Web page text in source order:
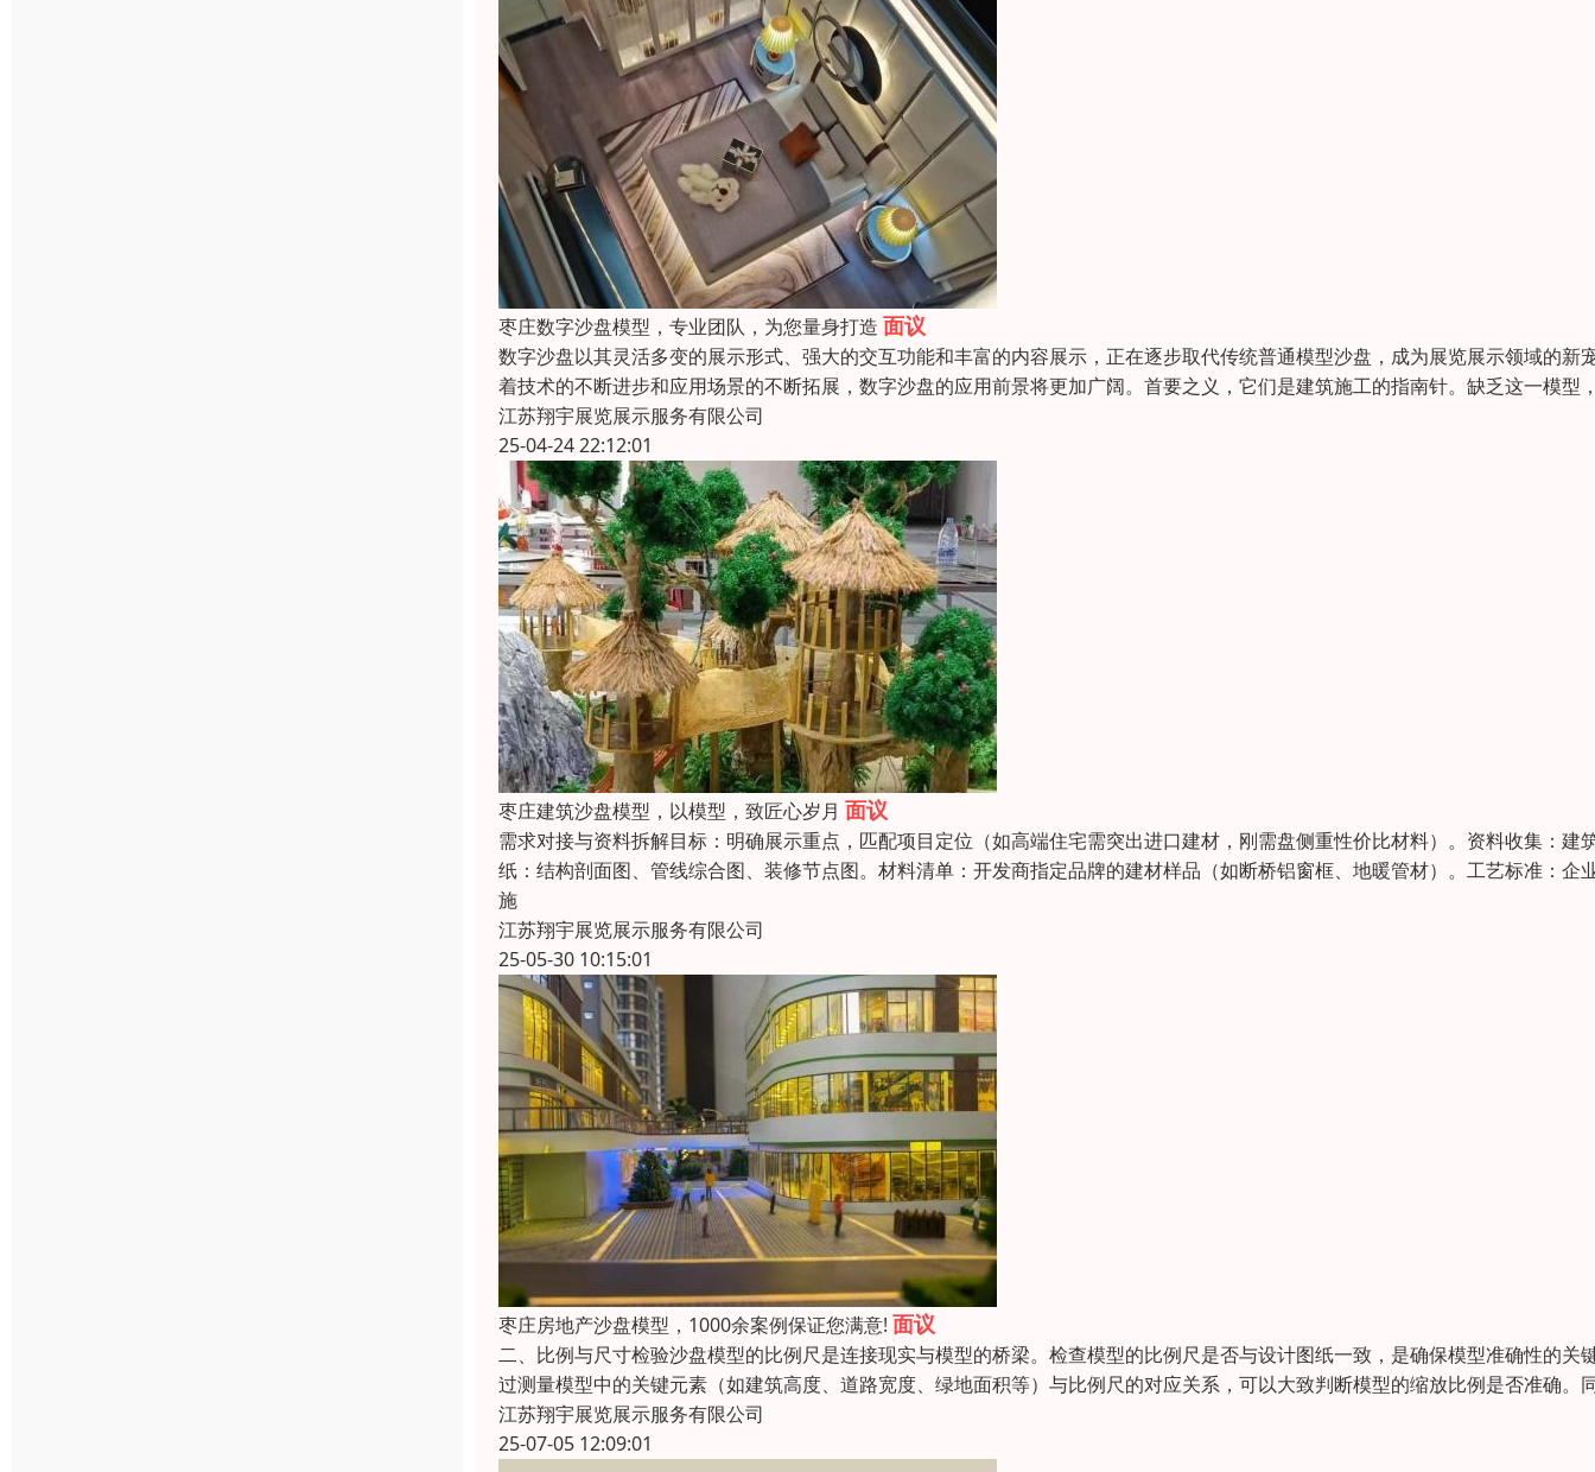
枣庄数字沙盘模型，专业团队，为您量身打造 面议
数字沙盘以其灵活多变的展示形式、强大的交互功能和丰富的内容展示，正在逐步取代传统普通模型沙盘，成为展览展示领域的新
着技术的不断进步和应用场景的不断拓展，数字沙盘的应用前景将更加广阔。首要之义，它们是建筑施工的指南针。缺乏这一模型
江苏翔宇展览展示服务有限公司
25-04-24 22:12:01
枣庄建筑沙盘模型，以模型，致匠心岁月 面议
需求对接与资料拆解目标：明确展示重点，匹配项目定位（如高端住宅需突出进口建材，刚需盘侧重性价比材料）。资料收集：建
纸：结构剖面图、管线综合图、装修节点图。材料清单：开发商指定品牌的建材样品（如断桥铝窗框、地暖管材）。工艺标准：企
施
江苏翔宇展览展示服务有限公司
25-05-30 10:15:01
枣庄房地产沙盘模型，1000余案例保证您满意! 面议
二、比例与尺寸检验沙盘模型的比例尺是连接现实与模型的桥梁。检查模型的比例尺是否与设计图纸一致，是确保模型准确性的关
过测量模型中的关键元素（如建筑高度、道路宽度、绿地面积等）与比例尺的对应关系，可以大致判断模型的缩放比例是否准确。
江苏翔宇展览展示服务有限公司
25-07-05 12:09:01